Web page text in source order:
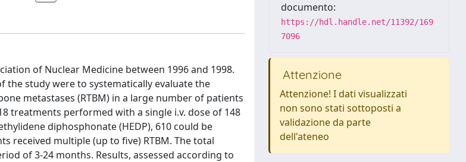
of Nuclear Medicine between 1996 and 1998.
the study were to systematically evaluate the
metastases (RTBM) in a large number of patients
treatments performed with a single i.v. dose of 148
diphosphonate (HEDP), 610 could be
received multiple (up to five) RTBM. The total
of 3-24 months. Results, assessed according to
documento:
https://hdl.handle.net/11392/169
7096
Attenzione
Attenzione! I dati visualizzati
non sono stati sottoposti a
validazione da parte
dell'ateneo